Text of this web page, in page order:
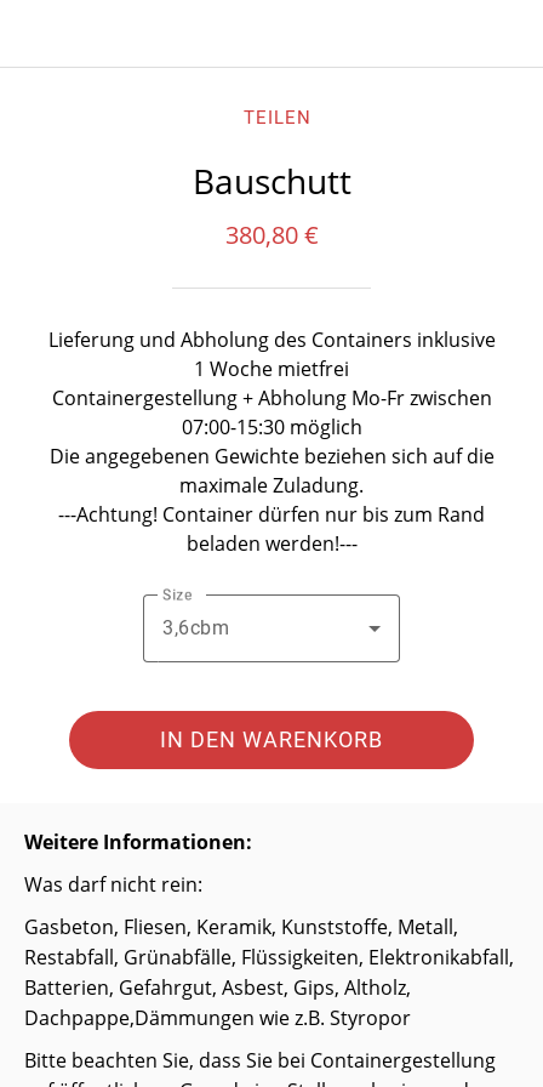
TEILEN
Bauschutt
380,80 €
Lieferung und Abholung des Containers inklusive
1 Woche mietfrei
Containergestellung + Abholung Mo-Fr zwischen
07:00-15:30 möglich
Die angegebenen Gewichte beziehen sich auf die
maximale Zuladung.
---Achtung! Container dürfen nur bis zum Rand
beladen werden!---
Size
3,6cbm
IN DEN WARENKORB
Weitere Informationen:
Was darf nicht rein:
Gasbeton, Fliesen, Keramik, Kunststoffe, Metall,
Restabfall, Grünabfälle, Flüssigkeiten, Elektronikabfall,
Batterien, Gefahrgut, Asbest, Gips, Altholz,
Dachpappe,Dämmungen wie z.B. Styropor
Bitte beachten Sie, dass Sie bei Containergestellung